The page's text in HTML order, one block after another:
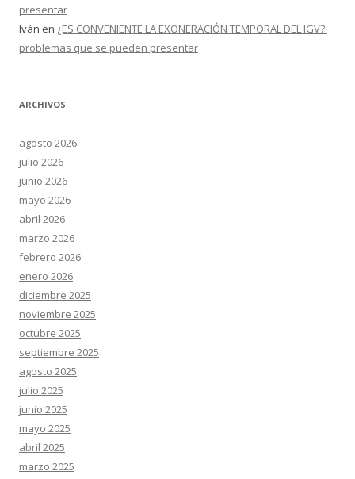
presentar
Iván en ¿ES CONVENIENTE LA EXONERACIÓN TEMPORAL DEL IGV?:
problemas que se pueden presentar
ARCHIVOS
agosto 2026
julio 2026
junio 2026
mayo 2026
abril 2026
marzo 2026
febrero 2026
enero 2026
diciembre 2025
noviembre 2025
octubre 2025
septiembre 2025
agosto 2025
julio 2025
junio 2025
mayo 2025
abril 2025
marzo 2025